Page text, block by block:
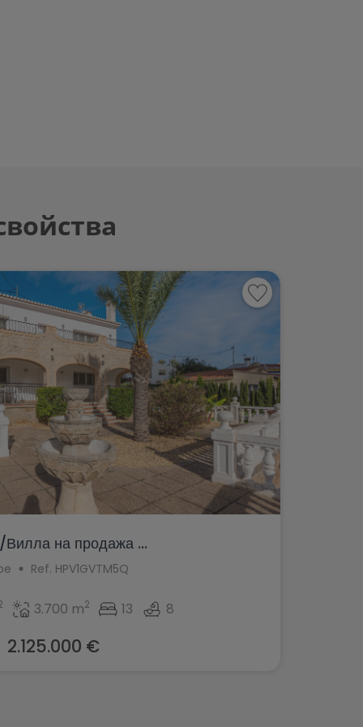
на продажа ...
Ref. HPV1GVTM5Q
3.700 m2 13 8
2.125.000 €